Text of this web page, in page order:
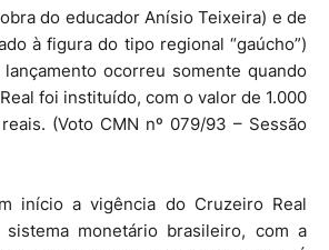
do educador Anísio Teixeira) e de
à figura do tipo regional “gaúcho”)
ocorreu somente quando
foi instituído, com o valor de 1.000
(Voto CMN nº 079/93 – Sessão
início a vigência do Cruzeiro Real
monetário brasileiro, com a